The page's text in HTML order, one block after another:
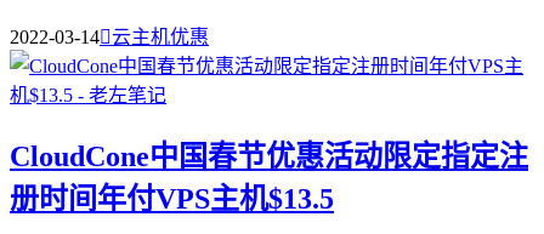
2022-03-14云主机优惠
CloudCone中国春节优惠活动限定指定注
册时间年付VPS主机$13.5